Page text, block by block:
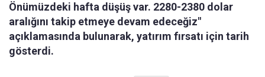
Önümüzdeki hafta düşüş var. 2280-2380 dolar
aralığını takip etmeye devam edeceğiz"
açıklamasında bulunarak, yatırım fırsatı için tarih
gösterdi.